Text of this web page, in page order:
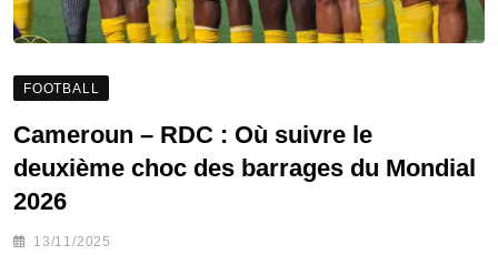
FOOTBALL
Cameroun – RDC : Où suivre le
deuxième choc des barrages du Mondial
2026
13/11/2025